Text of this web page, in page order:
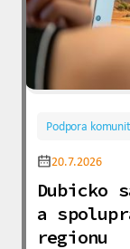
Podpora
20.7.2026
Dubicko
a
regionu